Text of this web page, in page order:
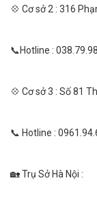
💠 Cơ sở 2 : 316
📞Hotline :
💠 Cơ sở 3 : Số 81
📞 Hotline :
🏡 Trụ Sở Hà Nội :